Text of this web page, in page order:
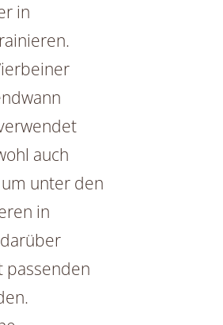
in
auch
unter den
in
passenden